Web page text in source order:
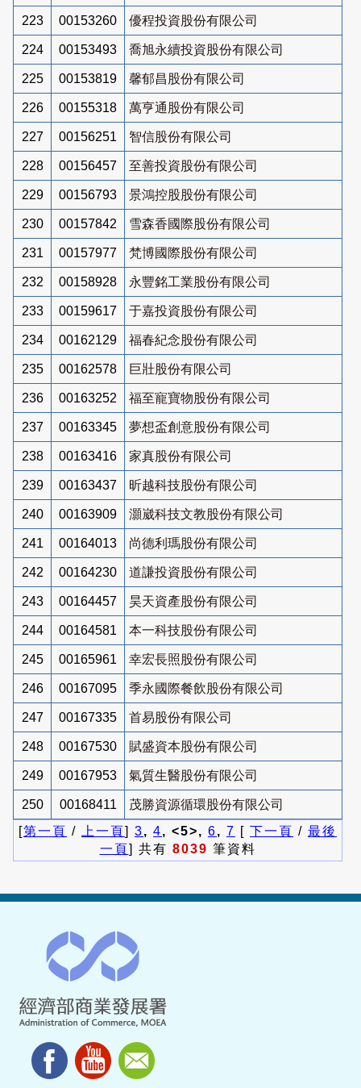
223 00153260 優程投資股份有限公司
224 00153493 喬旭永續投資股份有限公司
225 00153819 馨郁昌股份有限公司
226 00155318 萬亨通股份有限公司
227 00156251 智信股份有限公司
228 00156457 至善投資股份有限公司
229 00156793 景鴻控股股份有限公司
230 00157842 雪森香國際股份有限公司
231 00157977 梵博國際股份有限公司
232 00158928 永豐銘工業股份有限公司
233 00159617 于嘉投資股份有限公司
234 00162129 福春紀念股份有限公司
235 00162578 巨壯股份有限公司
236 00163252 福至寵寶物股份有限公司
237 00163345 夢想盃創意股份有限公司
238 00163416 家真股份有限公司
239 00163437 昕越科技股份有限公司
240 00163909 灝崴科技文教股份有限公司
241 00164013 尚德利瑪股份有限公司
242 00164230 道謙投資股份有限公司
243 00164457 昊天資產股份有限公司
244 00164581 本一科技股份有限公司
245 00165961 幸宏長照股份有限公司
246 00167095 季永國際餐飲股份有限公司
247 00167335 首易股份有限公司
248 00167530 賦盛資本股份有限公司
249 00167953 氣質生醫股份有限公司
250 00168411
茂勝資源循環股份有限公司
[第一頁 / 上一頁] 3, 4, <5>, 6, 7 [ 下一頁 / 最後
一頁] 共有 8039 筆資料